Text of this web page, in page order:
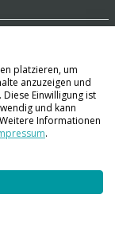
platzieren, um
anzuzeigen und
Einwilligung ist
und kann
Informationen
.